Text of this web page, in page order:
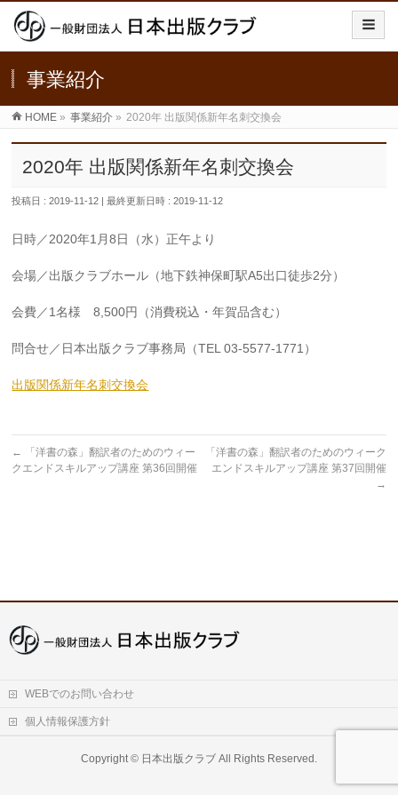
事業紹介
HOME » 事業紹介 » 2020年 出版関係新年名刺交換会
2020年 出版関係新年名刺交換会
投稿日 : 2019-11-12 最終更新日時 : 2019-11-12
日時／2020年1月8日（水）正午より
会場／出版クラブホール（地下鉄神保町駅A5出口徒歩2分）
会費／1名様 8,500円（消費税込・年賀品含む）
問合せ／日本出版クラブ事務局（TEL 03-5577-1771）
出版関係新年名刺交換会
←
「洋書の森」翻訳者のためのウィー
クエンドスキルアップ講座 第36回開催
「洋書の森」翻訳者のためのウィーク
エンドスキルアップ講座 第37回開催
→
WEBでのお問い合わせ
個人情報保護方針
Copyright © 日本出版クラブAll Rights Reserved.